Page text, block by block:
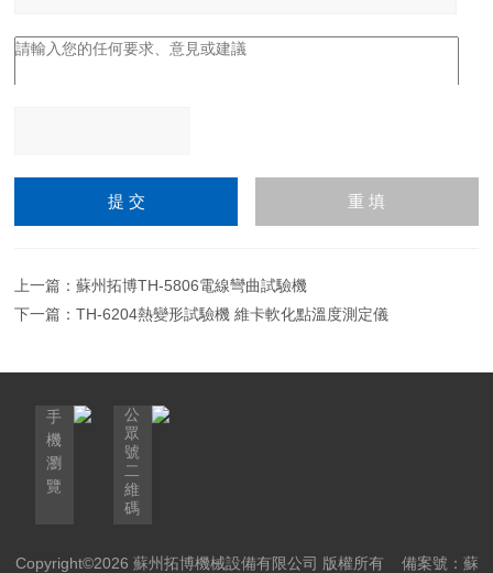
請輸入計算結果（填寫阿
=7
上一篇：蘇州拓博TH-5806電線彎曲試驗機
下一篇：TH-6204熱變形試驗機 維卡軟化點溫度測定儀
手
機
瀏
覽
公
眾
號
二
維
碼
Copyright©2026 蘇州拓博機械設備有限公司 版權所有 備案號：蘇